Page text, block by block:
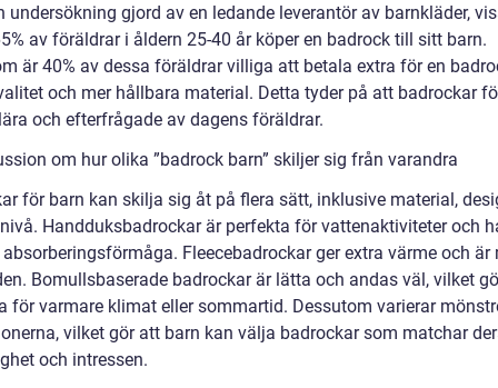
undersökning gjord av en ledande leverantör av barnkläder,
av föräldrar i åldern 25-40 år köper en badrock till sitt barn.
är 40% av dessa föräldrar villiga att betala extra för en
och mer hållbara material. Detta tyder på att badrockar
och efterfrågade av dagens föräldrar.
om hur olika ”badrock barn” skiljer sig från varandra
för barn kan skilja sig åt på flera sätt, inklusive material,
Handduksbadrockar är perfekta för vattenaktiviteter och
Fleecebadrockar ger extra värme och är
Bomullsbaserade badrockar är lätta och andas väl, vilket
för varmare klimat eller sommartid. Dessutom varierar
vilket gör att barn kan välja badrockar som matchar
och intressen.